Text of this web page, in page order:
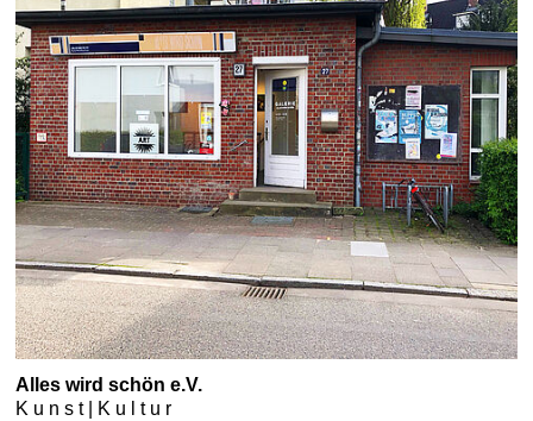
Alles wird schön e.V.
K u n s t | K u l t u r